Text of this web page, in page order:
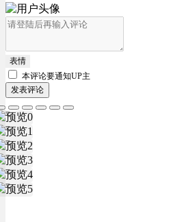
表情
本评论要通知UP主
发表评论